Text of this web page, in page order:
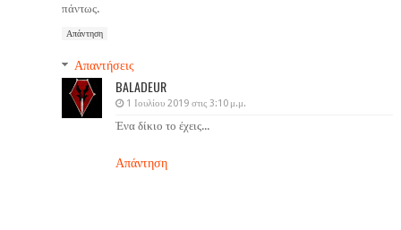
πάντως.
Απάντηση
Απαντήσεις
BALADEUR
1 Ιουλίου 2019 στις 3:10 μ.μ.
Ένα δίκιο το έχεις...
Απάντηση